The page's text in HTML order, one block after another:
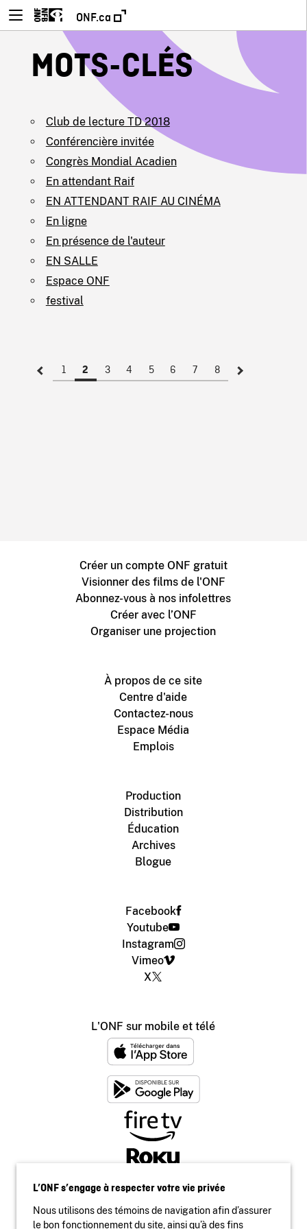
ONF.ca
MOTS-CLÉS
Club de lecture TD 2018
Conférencière invitée
Congrès Mondial Acadien
En attendant Raif
EN ATTENDANT RAIF AU CINÉMA
En ligne
En présence de l'auteur
EN SALLE
Espace ONF
festival
1 2 3 4 5 6 7 8
Créer un compte ONF gratuit
Visionner des films de l'ONF
Abonnez-vous à nos infolettres
Créer avec l’ONF
Organiser une projection
À propos de ce site
Centre d'aide
Contactez-nous
Espace Média
Emplois
Production
Distribution
Éducation
Archives
Blogue
Facebook
Youtube
Instagram
Vimeo
X
L'ONF sur mobile et télé
L’ONF s’engage à respecter votre vie privée
Nous utilisons des témoins de navigation afin d’assurer
le bon fonctionnement du site, ainsi qu’à des fins